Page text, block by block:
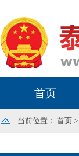
首页
当前位置： 首页 >